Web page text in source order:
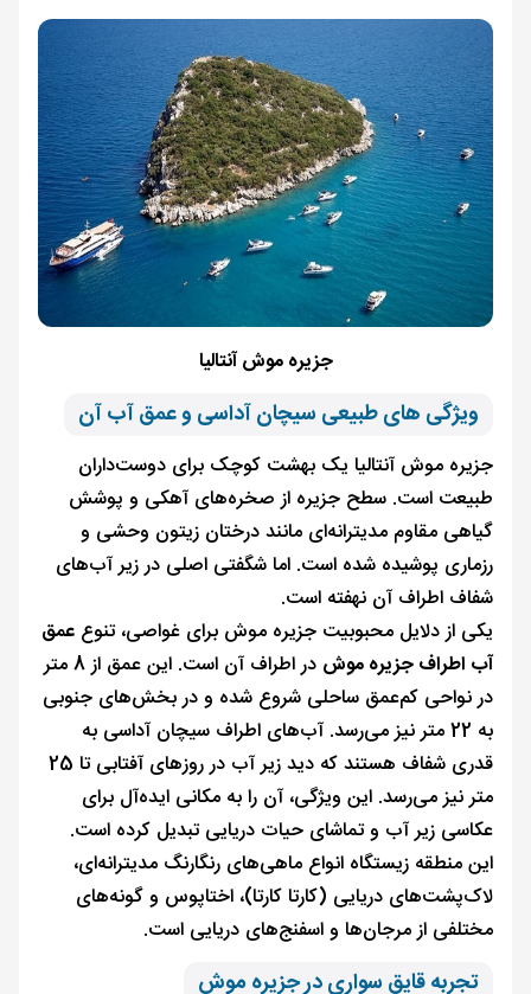
جزیره موش آنتالیا
ویژگی‌ های طبیعی سیچان آداسی و عمق آب آن
جزیره موش آنتالیا یک بهشت کوچک برای دوست‌داران
طبیعت است. سطح جزیره از صخره‌های آهکی و پوشش
گیاهی مقاوم مدیترانه‌ای مانند درختان زیتون وحشی و
رزماری پوشیده شده است. اما شگفتی اصلی در زیر آب‌های
شفاف اطراف آن نهفته است.
یکی از دلایل محبوبیت جزیره موش برای غواصی، تنوع عمق
آب اطراف جزیره موش
در اطراف آن است. این عمق از 8 متر
در نواحی کم‌عمق ساحلی شروع شده و در بخش‌های جنوبی
به 22 متر نیز می‌رسد. آب‌های اطراف سیچان آداسی به
قدری شفاف هستند که دید زیر آب در روزهای آفتابی تا 25
متر نیز می‌رسد. این ویژگی، آن را به مکانی ایده‌آل برای
عکاسی زیر آب و تماشای حیات دریایی تبدیل کرده است.
این منطقه زیستگاه انواع ماهی‌های رنگارنگ مدیترانه‌ای،
لاک‌پشت‌های دریایی (کارتا کارتا)، اختاپوس و گونه‌های
مختلفی از مرجان‌ها و اسفنج‌های دریایی است.
تجربه قایق‌ سواری در جزیره موش